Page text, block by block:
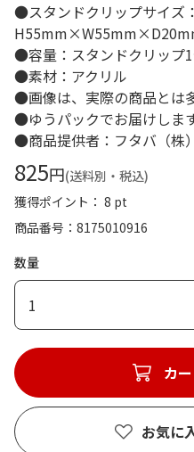
●スタンドクリップサイズ：
●容量：スタンドクリップ
●素材：アクリル
●画像は、実際の商品とは
●ゆうパックでお届けします
●商品提供者：フタバ（株）
825円(送料別・税込)
獲得ポイント： 8 pt
商品番号
8175010916
数量
1
カ
お気に